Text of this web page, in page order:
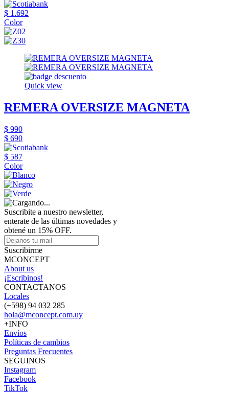
$ 1.692
Color
Quick view
REMERA OVERSIZE MAGNETA
$ 990
$ 690
$ 587
Color
Suscribite a nuestro newsletter,
enterate de las últimas novedades y
obtené un 15% OFF.
Suscribirme
MCONCEPT
About us
¡Escribinos!
CONTACTANOS
Locales
(+598) 94 032 285
hola@mconcept.com.uy
+INFO
Envíos
Políticas de cambios
Preguntas Frecuentes
SEGUINOS
Instagram
Facebook
TikTok